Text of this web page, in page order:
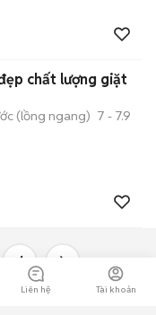
Liên hệ Tài khoản
chất lượng giặt
(lồng ngang) 7 - 7.9
4